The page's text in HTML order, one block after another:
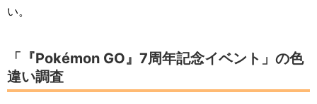
い。
「『Pokémon GO』7周年記念イベント」の色
違い調査